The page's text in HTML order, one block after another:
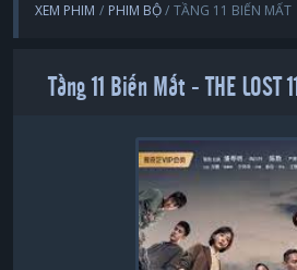
XEM PHIM PHIM BỘ TẦNG 11 BIẾN MẤT
Tầng 11 Biến Mất - THE LOST